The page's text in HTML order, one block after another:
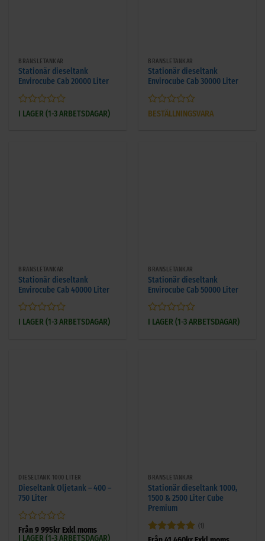
BRÄNSLETANKAR
Stationär dieseltank
Envirocube Cab 20000 Liter
Betygsatt
I LAGER (1-3 ARBETSDAGAR)
BRÄNSLETANKAR
Stationär dieseltank
Envirocube Cab 30000 Liter
Betygsatt
BESTÄLLNINGSVARA
BRÄNSLETANKAR
Stationär dieseltank
Envirocube Cab 40000 Liter
Betygsatt
I LAGER (1-3 ARBETSDAGAR)
BRÄNSLETANKAR
Stationär dieseltank
Envirocube Cab 50000 Liter
Betygsatt
I LAGER (1-3 ARBETSDAGAR)
DIESELTANK 1000 LITER
Dieseltank Oljetank – 400 –
750 Liter
Betygsatt
0
Från9 995 kr Exkl moms
I LAGER (1-3 ARBETSDAGAR)
BRÄNSLETANKAR
Stationär dieseltank 1000,
1500 & 2500 Liter Cube
Premium
Betygsatt5
(1)